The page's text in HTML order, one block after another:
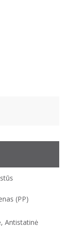
(PP)
Antistatinė